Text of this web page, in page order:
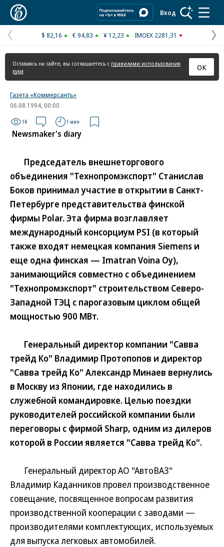
Вход
Предыдущая
страница
$ 82,16 € 94,83 ¥ 12,23 IMOEX 2281,31
Оставаясь на сайте, вы соглашаетесь с правилами использования
куки
ОК
Газета «Коммерсантъ»
06.08.1994, 00:00
1K 1 мин.
Newsmaker's diary
Председатель внешнеторгового
объединения "Технопромэкспорт" Станислав
Боков принимал участие в открытии в Санкт-
Петербурге представительства финской
фирмы Polar. Эта фирма возглавляет
международный консорциум PSI (в который
также входят немецкая компания Siemens и
еще одна финская — Imatran Voina Oy),
занимающийся совместно с объединением
"Технопромэкспорт" строительством Северо-
Западной ТЭЦ с парогазовым циклом общей
мощностью 900 МВт.
Генеральный директор компании "Савва
трейд Ко" Владимир Протопопов и директор
"Савва трейд Ко" Александр Минаев вернулись
в Москву из Японии, где находились в
служебной командировке. Целью поездки
руководителей российской компании были
переговоры с фирмой Sharp, одним из дилеров
которой в России является "Савва трейд Ко".
Генеральный директор АО "АвтоВАЗ"
Владимир Каданников провел производственное
совещание, посвященное вопросам развития
производственной кооперации с заводами —
производителями комплектующих, используемых
для выпуска легковых автомобилей.